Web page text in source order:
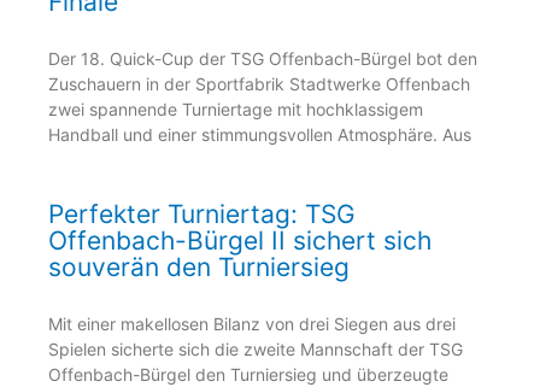
Der 18. Quick-Cup der TSG Offenbach-Bürgel bot den
Zuschauern in der Sportfabrik Stadtwerke Offenbach
zwei spannende Turniertage mit hochklassigem
Handball und einer stimmungsvollen Atmosphäre. Aus
Perfekter Turniertag: TSG
Offenbach-Bürgel II sichert sich
souverän den Turniersieg
Mit einer makellosen Bilanz von drei Siegen aus drei
Spielen sicherte sich die zweite Mannschaft der TSG
Offenbach-Bürgel den Turniersieg und überzeugte